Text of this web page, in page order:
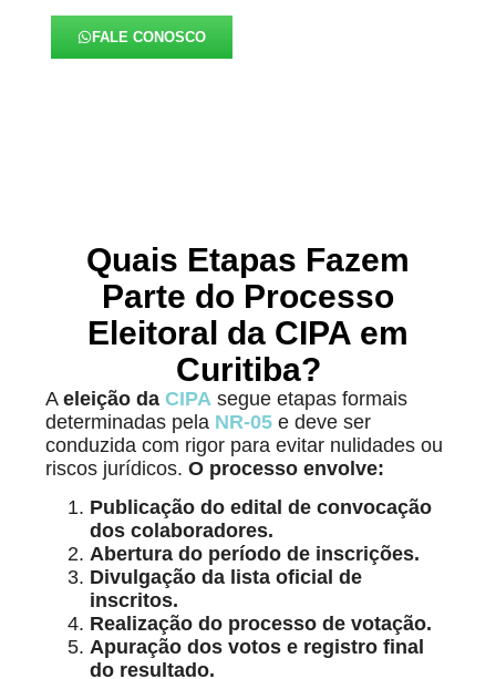
FALE CONOSCO
Quais Etapas Fazem
Parte do Processo
Eleitoral da CIPA em
Curitiba?
Aeleição da CIPA segue etapas formais
determinadas pela NR-05 e deve ser
conduzida com rigor para evitar nulidades ou
riscos jurídicos.O processo envolve:
Publicação do edital de convocação
dos colaboradores.
Abertura do período de inscrições.
Divulgação da lista oficial de
inscritos.
Realização do processo de votação.
Apuração dos votos e registro final
do resultado.